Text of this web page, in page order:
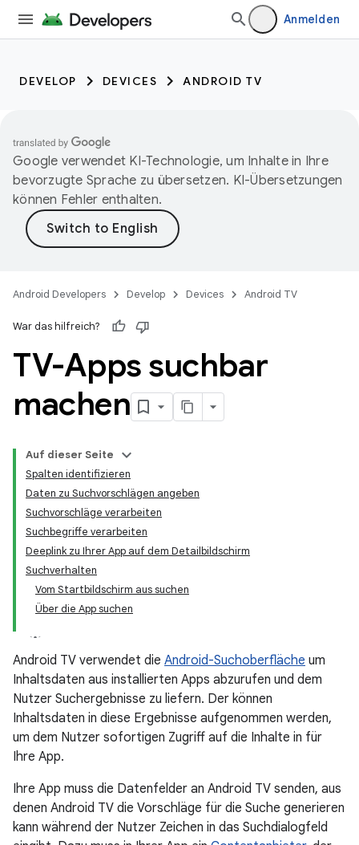
Anmelden
DEVELOP DEVICES ANDROID TV
Google verwendet KI-Technologie, um Inhalte in Ihre
bevorzugte Sprache zu übersetzen. KI-Übersetzungen
können Fehler enthalten.
Android Developers Develop Devices Android TV
War das hilfreich?
TV-Apps suchbar
machen
Auf dieser Seite
Spalten identifizieren
Daten zu Suchvorschlägen angeben
Suchvorschläge verarbeiten
Suchbegriffe verarbeiten
Deeplink zu Ihrer App auf dem Detailbildschirm
Suchverhalten
Vom Startbildschirm aus suchen
Über die App suchen
Android TV verwendet die Android-Suchoberfläche um
Inhaltsdaten aus installierten Apps abzurufen und dem
Nutzer Suchergebnisse zu liefern. Der können
Inhaltsdaten in diese Ergebnisse aufgenommen werden,
um dem Nutzer sofortigen Zugriff auf die Inhalte in für
Ihre App.
Ihre App muss die Datenfelder an Android TV senden, aus
denen Android TV die Vorschläge für die Suche generieren
kann während der Nutzer Zeichen in das Suchdialogfeld